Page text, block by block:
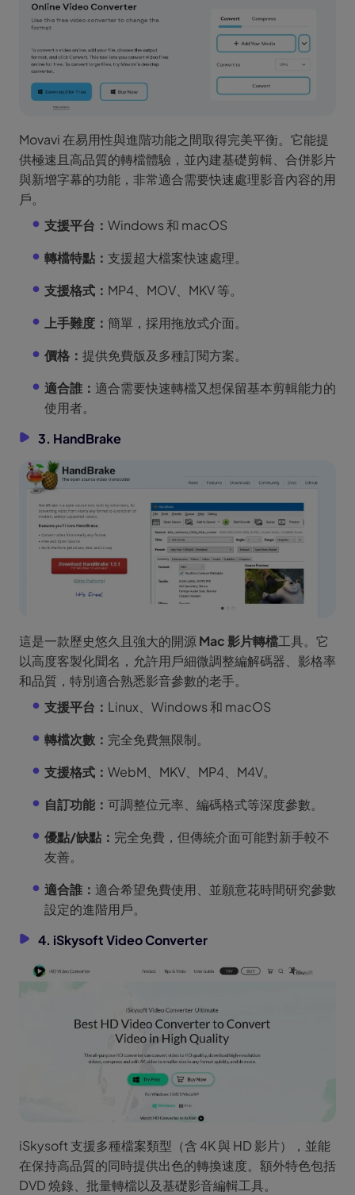
Movavi 在易用性與進階功能之間取得完美平衡。它能提
供極速且高品質的轉檔體驗，並內建基礎剪輯、合併影片
與新增字幕的功能，非常適合需要快速處理影音內容的用
戶。
支援平台： Windows 和 macOS
轉檔特點： 支援超大檔案快速處理。
支援格式： MP4、MOV、MKV 等。
上手難度： 簡單，採用拖放式介面。
價格： 提供免費版及多種訂閱方案。
適合誰： 適合需要快速轉檔又想保留基本剪輯能力的
使用者。
3. HandBrake
這是一款歷史悠久且強大的開源 Mac 影片轉檔工具。它
以高度客製化聞名，允許用戶細微調整編解碼器、影格率
和品質，特別適合熟悉影音參數的老手。
支援平台： Linux、Windows 和 macOS
轉檔次數： 完全免費無限制。
支援格式： WebM、MKV、MP4、M4V。
自訂功能： 可調整位元率、編碼格式等深度參數。
優點/缺點： 完全免費，但傳統介面可能對新手較不
友善。
適合誰： 適合希望免費使用、並願意花時間研究參數
設定的進階用戶。
4. iSkysoft Video Converter
iSkysoft 支援多種檔案類型（含 4K 與 HD 影片），並能
在保持高品質的同時提供出色的轉換速度。額外特色包括
DVD 燒錄、批量轉檔以及基礎影音編輯工具。